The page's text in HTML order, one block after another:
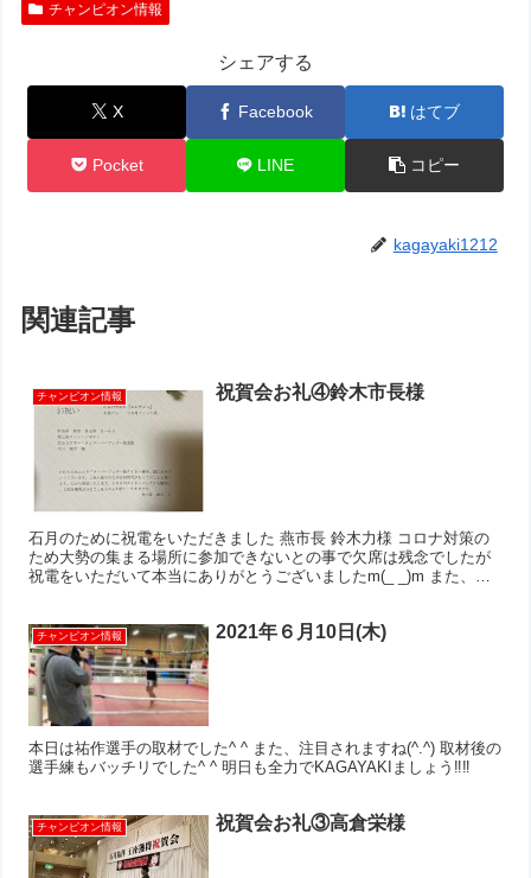
チャンピオン情報
シェアする
X Facebook はてブ
Pocket LINE コピー
kagayaki1212
関連記事
チャンピオン情報 祝賀会お礼④鈴木市長様
石月のために祝電をいただきました 燕市長 鈴木力様 コロナ対策の
ため大勢の集まる場所に参加できないとの事で欠席は残念でしたが
祝電をいただいて本当にありがとうございましたm(_ _)m また、２
チャンピオン情報 2021年６月10日(木)
本日は祐作選手の取材でした^ ^ また、注目されますね(^.^) 取材後の
選手練もバッチリでした^ ^ 明日も全力でKAGAYAKIましょう‼︎‼︎
チャンピオン情報 祝賀会お礼③高倉栄様